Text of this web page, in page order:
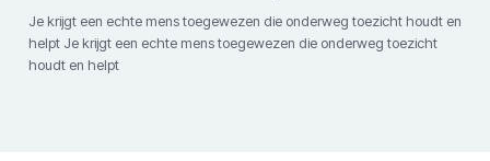
Je krijgt een echte mens toegewezen die onderweg toezicht houdt en
helpt Je krijgt een echte mens toegewezen die onderweg toezicht
houdt en helpt